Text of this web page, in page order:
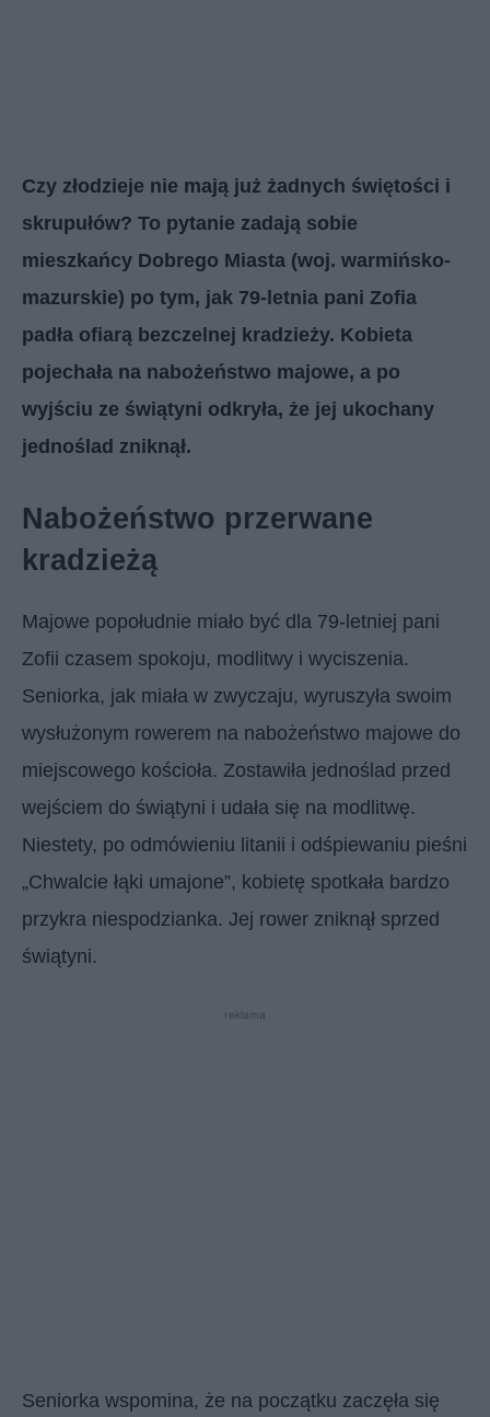
Czy złodzieje nie mają już żadnych świętości i
skrupułów? To pytanie zadają sobie
mieszkańcy Dobrego Miasta (woj. warmińsko-
mazurskie) po tym, jak 79-letnia pani Zofia
padła ofiarą bezczelnej kradzieży. Kobieta
pojechała na nabożeństwo majowe, a po
wyjściu ze świątyni odkryła, że jej ukochany
jednoślad zniknął.
Nabożeństwo przerwane
kradzieżą
Majowe popołudnie miało być dla 79-letniej pani
Zofii czasem spokoju, modlitwy i wyciszenia.
Seniorka, jak miała w zwyczaju, wyruszyła swoim
wysłużonym rowerem na nabożeństwo majowe do
miejscowego kościoła. Zostawiła jednoślad przed
wejściem do świątyni i udała się na modlitwę.
Niestety, po odmówieniu litanii i odśpiewaniu pieśni
„Chwalcie łąki umajone”, kobietę spotkała bardzo
przykra niespodzianka. Jej rower zniknął sprzed
świątyni.
reklama
Seniorka wspomina, że na początku zaczęła się